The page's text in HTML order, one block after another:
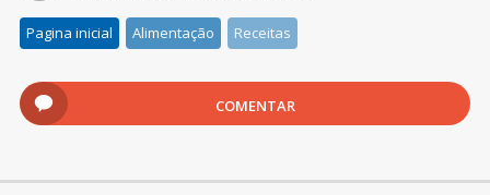
Pagina inicial Alimentação Receitas
COMENTAR